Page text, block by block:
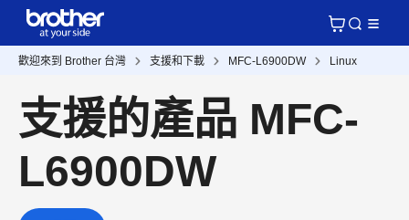
歡迎來到 Brother 台灣 支援和下載 MFC-L6900DW Linux
支援的產品 MFC-
L6900DW